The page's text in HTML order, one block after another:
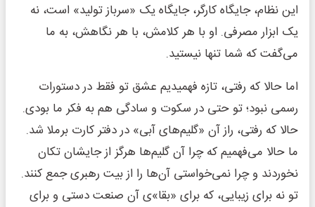
این نظام، جایگاه کارگر، جایگاه یک «سرباز تولید» است، نه
یک ابزار مصرفی. او با هر کلامش، با هر نگاهش، به ما
می‌گفت که شما تنها نیستید.
اما حالا که رفتی، تازه فهمیدیم عشق تو فقط در دستورات
رسمی نبود؛ تو حتی در سکوت و سادگی هم به فکر ما بودی.
حالا که رفتی، راز آن «گلیم‌های آبی» در دفتر کارت برملا شد.
ما حالا می‌فهمیم که چرا آن گلیم‌ها هرگز از جایشان تکان
نخوردند و چرا نمی‌خواستی آن‌ها را از بیت رهبری جمع کنند.
تو نه برای زیبایی، که برای «بقا»ی آن صنعت دستی و برای